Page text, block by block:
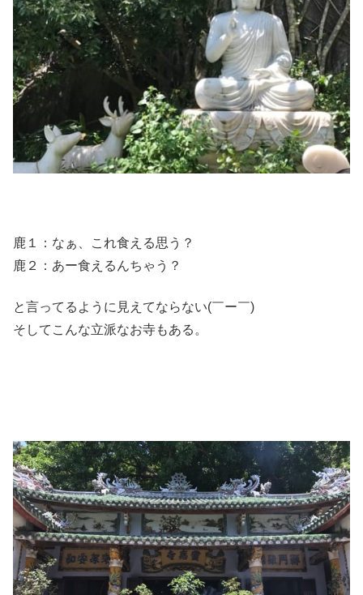
鹿１：なぁ、これ食える思う？
鹿２：あー食えるんちゃう？
と言ってるように見えてならない(￣ー￣)
そしてこんな立派なお寺もある。